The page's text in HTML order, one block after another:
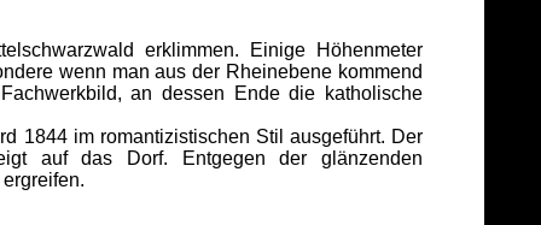
erklimmen. Einige Höhenmeter
wenn man aus der Rheinebene kommend
an dessen Ende die katholische
1844 im romantizistischen Stil ausgeführt. Der
auf das Dorf. Entgegen der glänzenden